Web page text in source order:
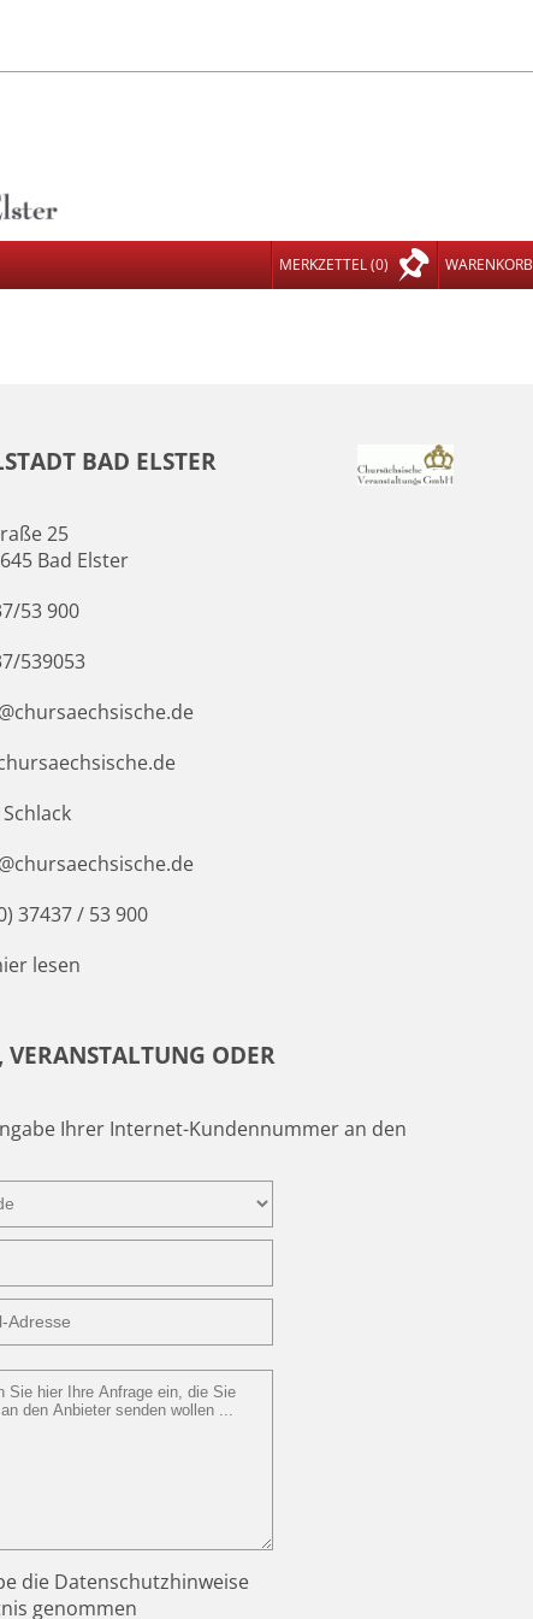
MERKZETTEL(0) WARENKORB
BAD ELSTER
25
Bad Elster
53 900
539053
37437 / 53 900
lesen
ODER
Ihrer Internet-Kundennummer an den
die Datenschutzhinweise
genommen